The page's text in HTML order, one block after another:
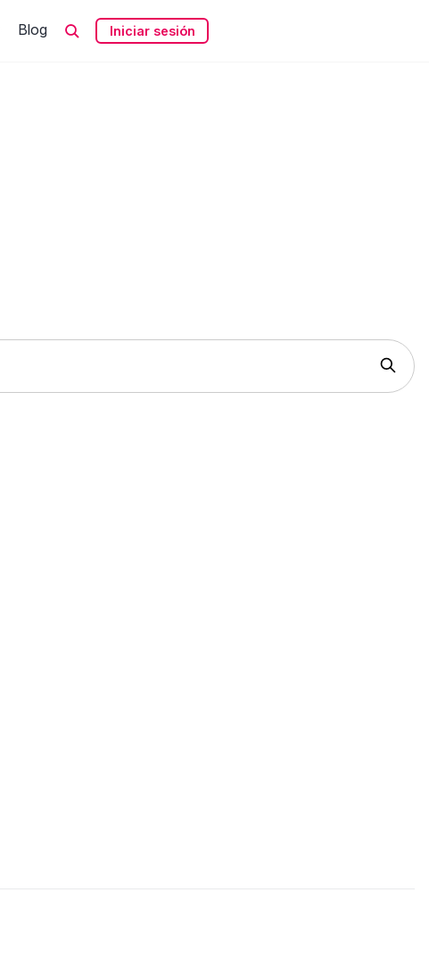
Blog Iniciar sesión